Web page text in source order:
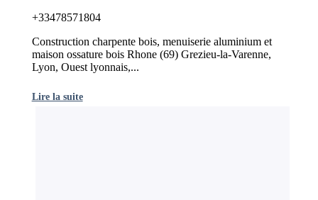
+33478571804
Construction charpente bois, menuiserie aluminium et
maison ossature bois Rhone (69) Grezieu-la-Varenne,
Lyon, Ouest lyonnais,...
Lire la suite